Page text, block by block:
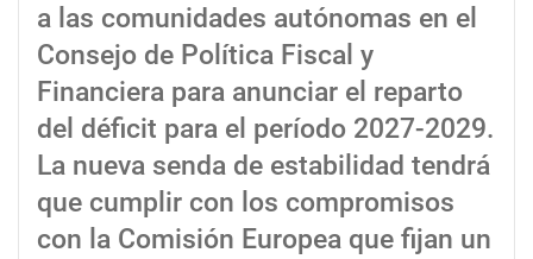
a las comunidades autónomas en el
Consejo de Política Fiscal y
Financiera para anunciar el reparto
del déficit para el período 2027-2029.
La nueva senda de estabilidad tendrá
que cumplir con los compromisos
con la Comisión Europea que fijan un